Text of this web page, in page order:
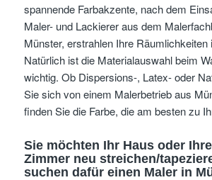
spannende Farbakzente, nach dem
Maler- und Lackierer aus dem
Münster, erstrahlen Ihre Räumlichkeiten
Natürlich ist die Materialauswahl beim
wichtig. Ob Dispersions-, Latex- oder
Sie sich von einem Malerbetrieb aus
finden Sie die Farbe, die am besten zu
Sie möchten Ihr Haus oder
Zimmer neu streichen/
suchen dafür einen Maler in